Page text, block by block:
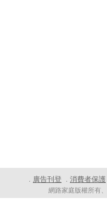
． 廣告刊登 ． 消費者保護
網路家庭版權所有